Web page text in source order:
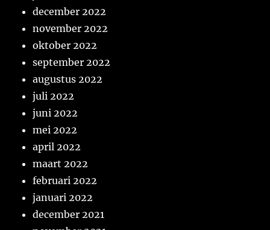
december 2022
november 2022
oktober 2022
september 2022
augustus 2022
juli 2022
juni 2022
mei 2022
april 2022
maart 2022
februari 2022
januari 2022
december 2021